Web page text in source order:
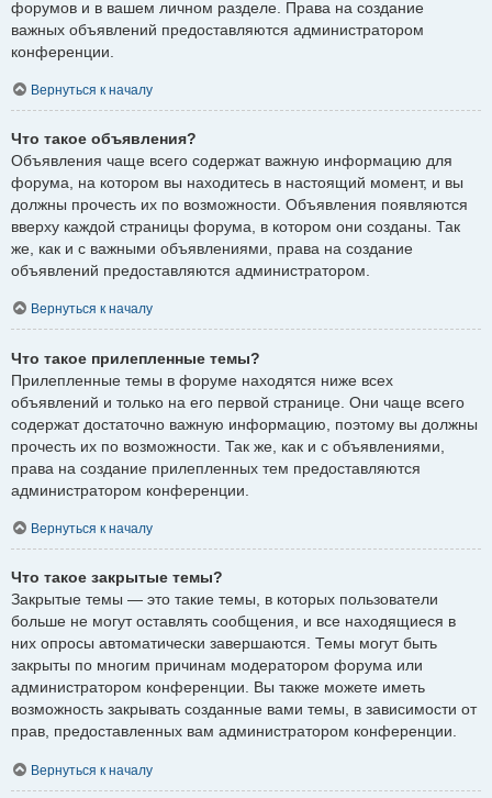
форумов и в вашем личном разделе. Права на создание
важных объявлений предоставляются администратором
конференции.
Вернуться к началу
Что такое объявления?
Объявления чаще всего содержат важную информацию для
форума, на котором вы находитесь в настоящий момент, и вы
должны прочесть их по возможности. Объявления появляются
вверху каждой страницы форума, в котором они созданы. Так
же, как и с важными объявлениями, права на создание
объявлений предоставляются администратором.
Вернуться к началу
Что такое прилепленные темы?
Прилепленные темы в форуме находятся ниже всех
объявлений и только на его первой странице. Они чаще всего
содержат достаточно важную информацию, поэтому вы должны
прочесть их по возможности. Так же, как и с объявлениями,
права на создание прилепленных тем предоставляются
администратором конференции.
Вернуться к началу
Что такое закрытые темы?
Закрытые темы — это такие темы, в которых пользователи
больше не могут оставлять сообщения, и все находящиеся в
них опросы автоматически завершаются. Темы могут быть
закрыты по многим причинам модератором форума или
администратором конференции. Вы также можете иметь
возможность закрывать созданные вами темы, в зависимости от
прав, предоставленных вам администратором конференции.
Вернуться к началу